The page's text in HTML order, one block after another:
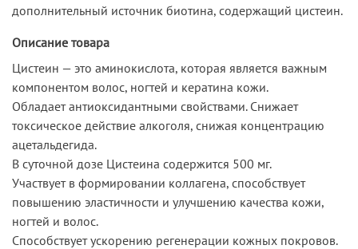
дополнительный источник биотина, содержащий цистеин.
Описание товара
Цистеин — это аминокислота, которая является важным
компонентом волос, ногтей и кератина кожи.
Обладает антиоксидантными свойствами. Снижает
токсическое действие алкоголя, снижая концентрацию
ацетальдегида.
В суточной дозе Цистеина содержится 500 мг.
Участвует в формировании коллагена, способствует
повышению эластичности и улучшению качества кожи,
ногтей и волос.
Способствует ускорению регенерации кожных покровов.